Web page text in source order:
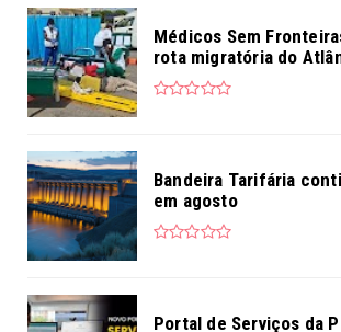
Médicos Sem
rota migratória do
Bandeira Tarifária
em agosto
Portal de Serviços da